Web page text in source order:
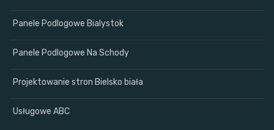
Panele Podlogowe Bialystok
Panele Podlogowe Na Schody
Projektowanie stron Bielsko biała
Usługowe ABC